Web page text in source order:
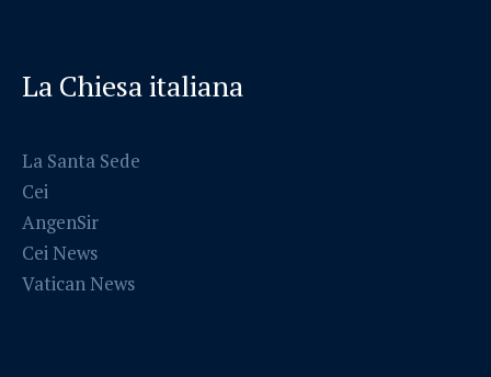
La Chiesa italiana
La Santa Sede
Cei
AngenSir
Cei News
Vatican News